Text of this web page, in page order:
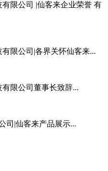
限公司 |仙客来企业荣誉 有
限公司|各界关怀仙客来...
限公司董事长致辞...
司|仙客来产品展示...